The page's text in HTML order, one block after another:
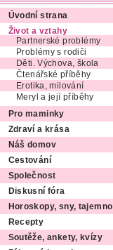
Úvodní strana
Život a vztahy
Partnerské problémy
Problémy s rodiči
Děti. Výchova, škola
Čtenářské příběhy
Erotika, milování
Meryl a její příběhy
Pro maminky
Zdraví a krása
Náš domov
Cestování
Společnost
Diskusní fóra
Horoskopy, sny, tajemno
Recepty
Soutěže, ankety, kvízy